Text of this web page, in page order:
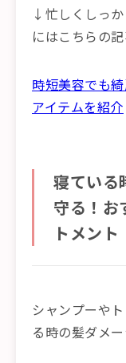
↓忙しくしっ
にはこちらの
時短美容でも
アイテムを紹介
寝ている
守る！お
トメント
シャンプーや
る時の髪ダメ